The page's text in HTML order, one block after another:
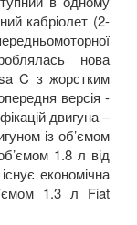
кабріолет (2-
нова
C з жорстким
версія -
двигуна –
із об’ємом
1.8 л від
економічна
1.3 л Fiat